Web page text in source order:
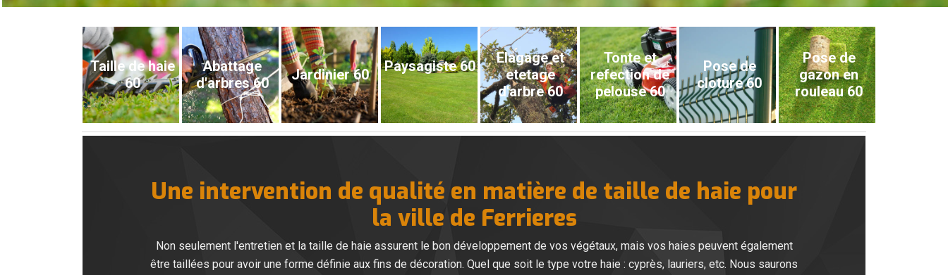
Taille de haie
60
Abattage
d'arbres 60
Jardinier 60 Paysagiste 60
Elagage et
etetage
d'arbre 60
Tonte et
refection de
pelouse 60
Pose de
cloture 60
Pose de
gazon en
rouleau 60
Une intervention de qualité en matière de taille de haie pour
la ville de Ferrieres
Non seulement l'entretien et la taille de haie assurent le bon développement de vos végétaux, mais vos haies peuvent également
être taillées pour avoir une forme définie aux fins de décoration. Quel que soit le type votre haie : cyprès, lauriers, etc. Nous saurons